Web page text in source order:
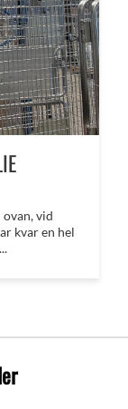
vid
kvar en hel